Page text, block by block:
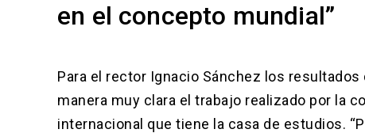
en el concepto mundial”
Para el rector Ignacio Sánchez los
manera muy clara el trabajo realizado por la
internacional que tiene la casa de estudios.